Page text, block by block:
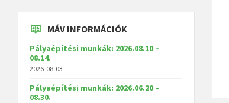
MÁV INFORMÁCIÓK
Pályaépítési munkák: 2026.08.10 –
08.14.
2026-08-03
Pályaépítési munkák: 2026.06.20 –
08.30.